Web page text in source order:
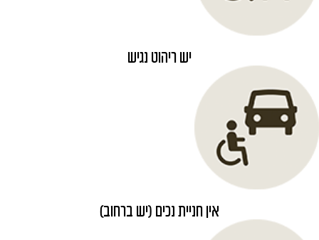
יש ריהוט נגיש
אין חניית נכים (יש ברחוב)